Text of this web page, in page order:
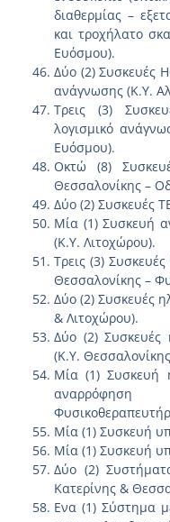
διαθερμίας –
και τροχήλατο
Ευόσμου).
Δύο (2) Συσκευές
ανάγνωσης (Κ.Υ.
Τρεις (3)
λογισμικό
Ευόσμου).
Οκτώ (8)
Θεσσαλονίκης –
Δύο (2) Συσκευές
Μία (1) Συσκευή
(Κ.Υ. Λιτοχώρου).
Τρεις (3)
Θεσσαλονίκης –
Δύο (2) Συσκευές
& Λιτοχώρου).
Δύο (2) Συσκευές
(Κ.Υ.
Μία (1) Συσκευή
Μία (1) Συσκευή
Μία (1) Συσκευή
Δύο (2)
Κατερίνης &
Ενα (1) Σύστημα